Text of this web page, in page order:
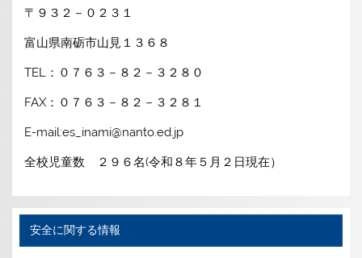
〒９３２－０２３１
富山県南砺市山見１３６８
TEL：０７６３－８２－３２８０
FAX：０７６３－８２－３２８１
E-mail:es_inami@nanto.ed.jp
全校児童数 ２９６名(令和８年５月２日現在）
安全に関する情報